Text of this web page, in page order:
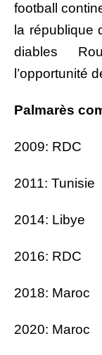
football
la république
diables
l’opportunité
Palmarès
2009: RDC
2011: Tunisie
2014: Libye
2016: RDC
2018: Maroc
2020: Maroc